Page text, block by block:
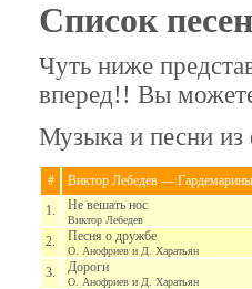
Список песен
Чуть ниже
вперед!! Вы
Музыка и песни
#
Виктор Лебедев —
1.
Не вешать нос
Виктор Лебедев
2. Песня о дружбе
О. Анофриев и Д. Харатьян
3. Дороги
О. Анофриев и Д. Харатьян